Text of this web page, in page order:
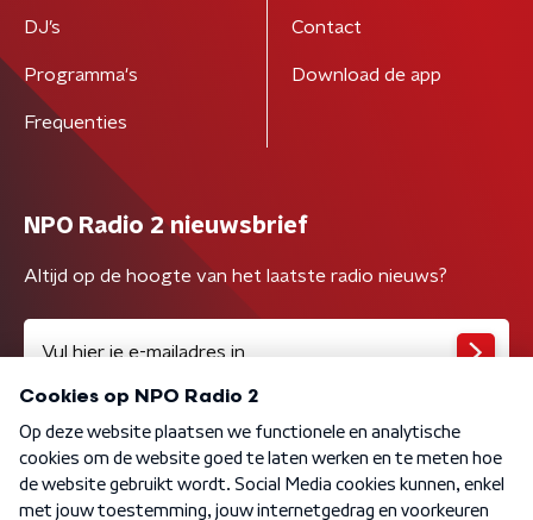
DJ’s
Programma's
Frequenties
Contact
Download de app
NPO Radio 2 nieuwsbrief
Altijd op de hoogte van het laatste radio nieuws?
Algemene voorwaarden